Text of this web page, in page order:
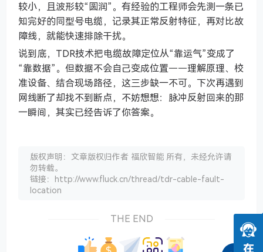
较小，且波形较“圆润”。有经验的工程师会先测一条已
知完好的同型号电缆，记录其正常反射特征，再对比故
障线，就能快速排除干扰。
说到底，TDR技术把电缆故障定位从“靠运气”变成了
“靠数据”。但数据不会自己变成位置——理解原理、校
准设备、结合现场路径，这三步缺一不可。下次再遇到
网线断了却找不到断点，不妨想想：脉冲反射回来的那
一瞬间，其实已经告诉了你答案。
版权声明：文章版权归作者 福欣智能 所有，未经允许请
勿转载。
链接：http://www.fluck.cn/thread/tdr-cable-fault-
location
THE END